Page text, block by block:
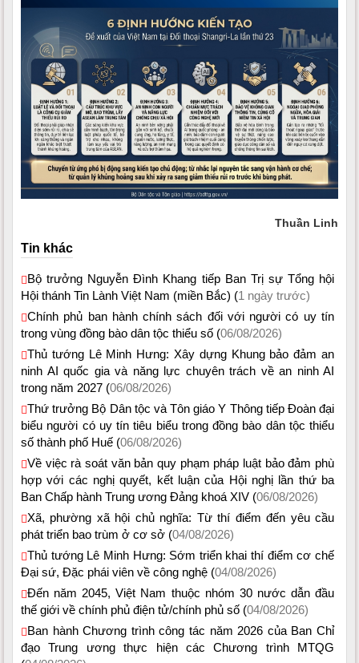
Thuần Linh
Tin khác
Bộ trưởng Nguyễn Đình Khang tiếp Ban Trị sự Tổng hội
Hội thánh Tin Lành Việt Nam (miền Bắc) (1 ngày trước)
Chính phủ ban hành chính sách đối với người có uy tín
trong vùng đồng bào dân tộc thiểu số (06/08/2026)
Thủ tướng Lê Minh Hưng: Xây dựng Khung bảo đảm an
ninh AI quốc gia và năng lực chuyên trách về an ninh AI
trong năm 2027 (06/08/2026)
Thứ trưởng Bộ Dân tộc và Tôn giáo Y Thông tiếp Đoàn đại
biểu người có uy tín tiêu biểu trong đồng bào dân tộc thiểu
số thành phố Huế (06/08/2026)
Về việc rà soát văn bản quy phạm pháp luật bảo đảm phù
hợp với các nghị quyết, kết luận của Hội nghị lần thứ ba
Ban Chấp hành Trung ương Đảng khoá XIV (06/08/2026)
Xã, phường xã hội chủ nghĩa: Từ thí điểm đến yêu cầu
phát triển bao trùm ở cơ sở (04/08/2026)
Thủ tướng Lê Minh Hưng: Sớm triển khai thí điểm cơ chế
Đại sứ, Đặc phái viên về công nghệ (04/08/2026)
Đến năm 2045, Việt Nam thuộc nhóm 30 nước dẫn đầu
thế giới về chính phủ điện tử/chính phủ số (04/08/2026)
Ban hành Chương trình công tác năm 2026 của Ban Chỉ
đạo Trung ương thực hiện các Chương trình MTQG